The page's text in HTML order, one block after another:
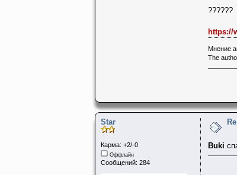
??????
https://
Мнение
The
Star
Карма: +2/-0
Оффлайн
Сообщений: 284
Buki